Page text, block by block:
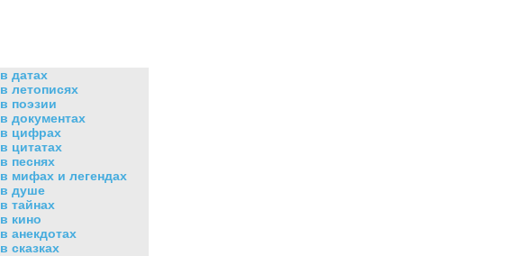
в датах
в летописях
в поэзии
в документах
в цифрах
в цитатах
в песнях
в мифах и легендах
в душе
в тайнах
в кино
в анекдотах
в сказках